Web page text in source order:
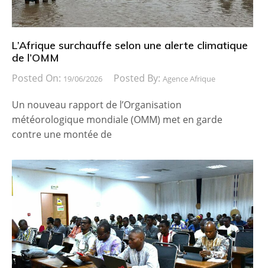
L’Afrique surchauffe selon une alerte climatique
de l’OMM
Posted On: 19/06/2026 Posted By: Agence Afrique
Un nouveau rapport de l’Organisation
météorologique mondiale (OMM) met en garde
contre une montée de